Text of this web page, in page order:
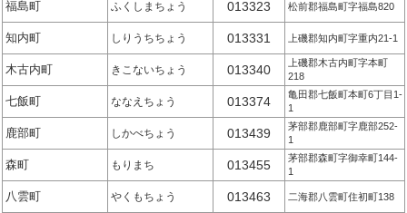
福島町 ふくしまちょう 013323 松前郡福島町字福島820
知内町 しりうちちょう 013331 上磯郡知内町字重内21-1
木古内町 きこないちょう 013340
上磯郡木古内町字本町
218
七飯町 ななえちょう 013374
亀田郡七飯町本町6丁目1-
1
鹿部町 しかべちょう 013439
茅部郡鹿部町字鹿部252-
1
森町 もりまち 013455
茅部郡森町字御幸町144-
1
八雲町 やくもちょう 013463 二海郡八雲町住初町138